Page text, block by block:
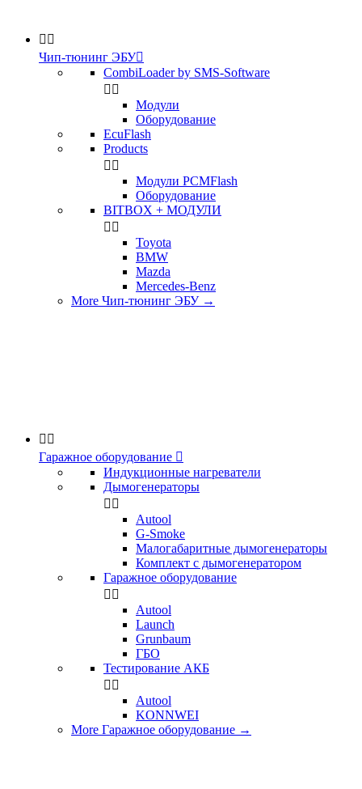
 
Чип-тюнинг ЭБУ
CombiLoader by SMS-Software
 
Модули
Оборудование
EcuFlash
Products
 
Модули PCMFlash
Оборудование
BITBOX + МОДУЛИ
 
Toyota
BMW
Mazda
Mercedes-Benz
More Чип-тюнинг ЭБУ →
 
Гаражное оборудование 
Индукционные нагреватели
Дымогенераторы
 
Аutool
G-Smoke
Малогабаритные дымогенераторы
Комплект с дымогенератором
Гаражное оборудование
 
Autool
Launch
Grunbaum
ГБО
Тестирование АКБ
 
Autool
KONNWEI
More Гаражное оборудование →